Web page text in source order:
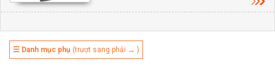
☰ Danh mục phụ (trượt sang phải → )